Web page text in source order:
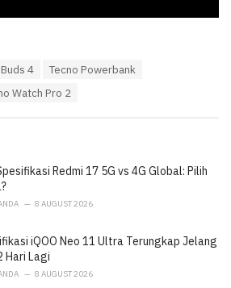
4
Tecno Powerbank
Watch Pro 2
Redmi 17 5G vs 4G Global: Pilih
8 AUGUST 2026
iQOO Neo 11 Ultra Terungkap Jelang
Hari Lagi
8 AUGUST 2026